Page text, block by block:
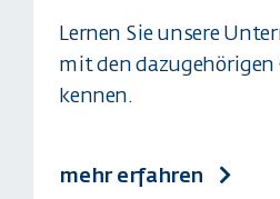
Lernen Sie unsere
mit den dazugehörigen
kennen.
mehr erfahren